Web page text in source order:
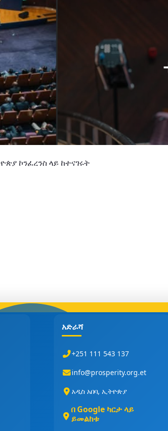
ኮንፈረንስ ላይ ከተናገሩት
አድራሻ
+251 111 543 137
info@prosperity.org.et
አዲስ አበባ, ኢትዮጵያ
በ Google ካርታ ላይ
ይመልከቱ